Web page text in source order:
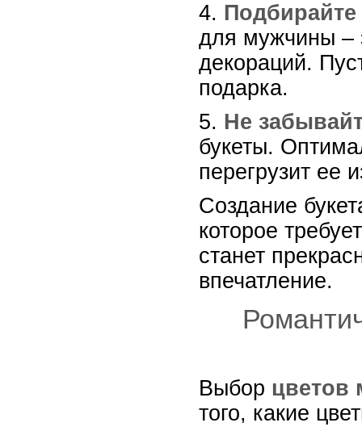
4. Подбирайте
для мужчины –
декораций.
подарка.
5. Не
букеты.
перегрузит ее
Создание
которое
станет
впечатление.
Выбор цветов
того, какие